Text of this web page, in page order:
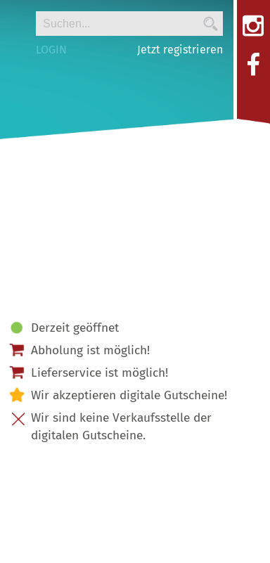
Jetzt registrieren
LOGIN
Derzeit geöffnet
Abholung ist möglich!
Lieferservice ist möglich!
Wir akzeptieren digitale Gutscheine!
Wir sind keine Verkaufsstelle der
digitalen Gutscheine.